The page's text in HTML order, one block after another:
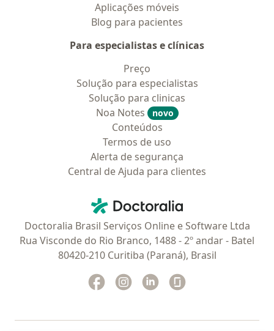
Aplicações móveis
Blog para pacientes
Para especialistas e clínicas
Preço
Solução para especialistas
Solução para clinicas
Noa Notes
novo
Conteúdos
Termos de uso
Alerta de segurança
Central de Ajuda para clientes
Doctoralia - Homepage
Doctoralia Brasil Serviços Online e Software Ltda
Rua Visconde do Rio Branco, 1488 - 2º andar - Batel
80420-210 Curitiba (Paraná), Brasil
Facebook
abre num novo separador
Instagram
abre num novo separador
Linkedin
abre num novo